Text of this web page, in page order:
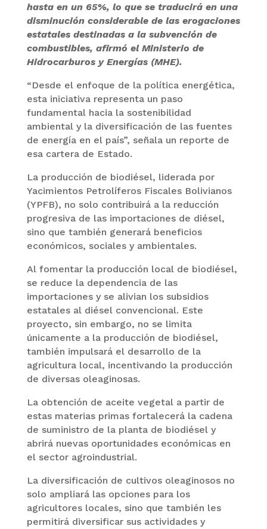
hasta en un 65%, lo que se traducirá en una
disminución considerable de las erogaciones
estatales destinadas a la subvención de
combustibles, afirmó el Ministerio de
Hidrocarburos y Energías (MHE).
“Desde el enfoque de la política energética,
esta iniciativa representa un paso
fundamental hacia la sostenibilidad
ambiental y la diversificación de las fuentes
de energía en el país”, señala un reporte de
esa cartera de Estado.
La producción de biodiésel, liderada por
Yacimientos Petrolíferos Fiscales Bolivianos
(YPFB), no solo contribuirá a la reducción
progresiva de las importaciones de diésel,
sino que también generará beneficios
económicos, sociales y ambientales.
Al fomentar la producción local de biodiésel,
se reduce la dependencia de las
importaciones y se alivian los subsidios
estatales al diésel convencional. Este
proyecto, sin embargo, no se limita
únicamente a la producción de biodiésel,
también impulsará el desarrollo de la
agricultura local, incentivando la producción
de diversas oleaginosas.
La obtención de aceite vegetal a partir de
estas materias primas fortalecerá la cadena
de suministro de la planta de biodiésel y
abrirá nuevas oportunidades económicas en
el sector agroindustrial.
La diversificación de cultivos oleaginosos no
solo ampliará las opciones para los
agricultores locales, sino que también les
permitirá diversificar sus actividades y